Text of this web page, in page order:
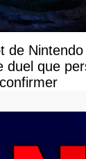
de
duel que